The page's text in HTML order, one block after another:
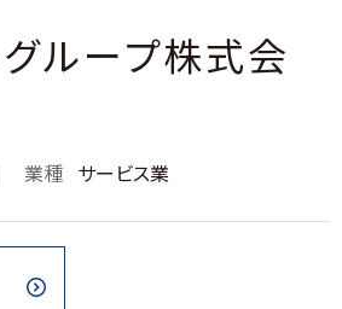
ループ株式会
業種 サービス業